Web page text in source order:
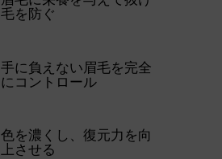
毛を防ぐ
手に負えない眉毛を完全
にコントロール
色を濃くし、復元力を向
上させる